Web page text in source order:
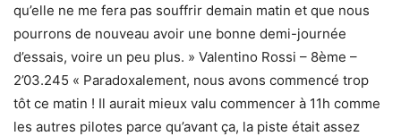
qu’elle ne me fera pas souffrir demain matin et que nous
pourrons de nouveau avoir une bonne demi-journée
d’essais, voire un peu plus. » Valentino Rossi – 8ème –
2’03.245 « Paradoxalement, nous avons commencé trop
tôt ce matin ! Il aurait mieux valu commencer à 11h comme
les autres pilotes parce qu’avant ça, la piste était assez